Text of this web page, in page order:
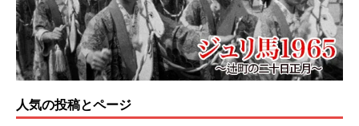
人気の投稿とページ